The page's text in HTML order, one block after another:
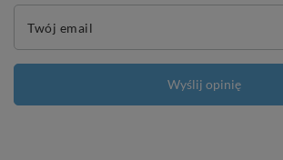
Twój email
Wyślij opinię